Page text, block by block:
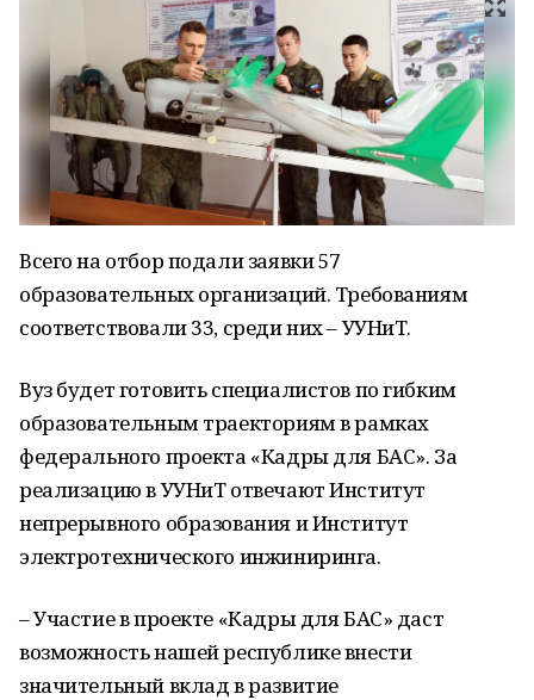
Всего на отбор подали заявки 57
образовательных организаций. Требованиям
соответствовали 33, среди них – УУНиТ.
Вуз будет готовить специалистов по гибким
образовательным траекториям в рамках
федерального проекта «Кадры для БАС». За
реализацию в УУНиТ отвечают Институт
непрерывного образования и Институт
электротехнического инжиниринга.
– Участие в проекте «Кадры для БАС» даст
возможность нашей республике внести
значительный вклад в развитие